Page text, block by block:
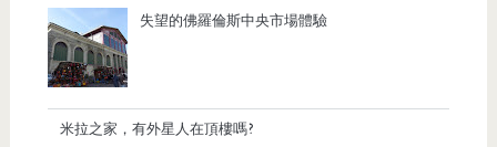
失望的佛羅倫斯中央市場體驗
米拉之家，有外星人在頂樓嗎?